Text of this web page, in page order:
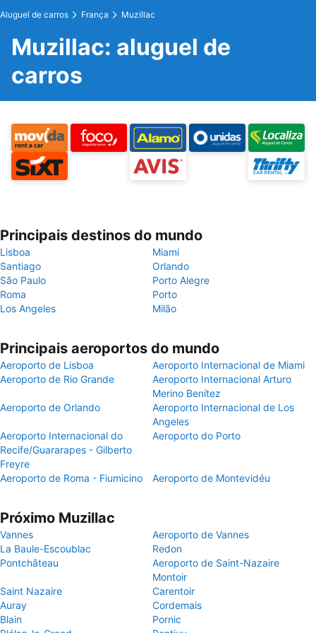
Aluguel de carros França Muzillac
Muzillac: aluguel de
carros
Principais destinos do mundo
Lisboa
Miami
Santiago
Orlando
São Paulo
Porto Alegre
Roma
Porto
Los Angeles
Milão
Principais aeroportos do mundo
Aeroporto de Lisboa
Aeroporto Internacional de Miami
Aeroporto de Rio Grande
Aeroporto Internacional Arturo
Merino Benítez
Aeroporto de Orlando
Aeroporto Internacional de Los
Angeles
Aeroporto Internacional do
Recife/Guararapes - Gilberto
Freyre
Aeroporto do Porto
Aeroporto de Roma - Fiumicino Aeroporto de Montevidéu
Próximo Muzillac
Vannes
Aeroporto de Vannes
La Baule-Escoublac
Redon
Pontchâteau
Aeroporto de Saint-Nazaire
Montoir
Saint Nazaire
Carentoir
Auray
Cordemais
Blain
Pornic